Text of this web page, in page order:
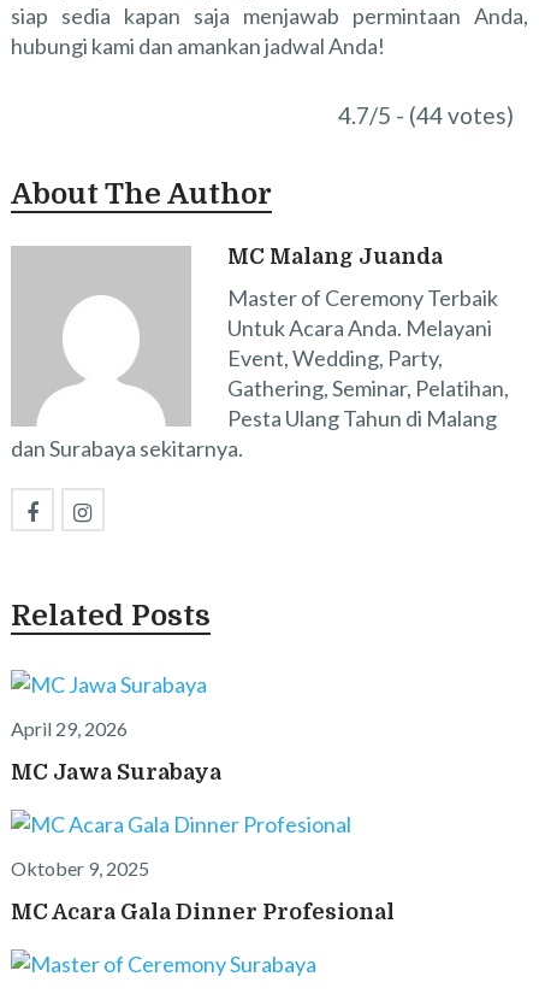
siap sedia kapan saja menjawab permintaan Anda,
hubungi kami dan amankan jadwal Anda!
4.7/5 - (44 votes)
About The Author
MC Malang Juanda
Master of Ceremony Terbaik
Untuk Acara Anda. Melayani
Event, Wedding, Party,
Gathering, Seminar, Pelatihan,
Pesta Ulang Tahun di Malang
dan Surabaya sekitarnya.
Related Posts
April 29, 2026
MC Jawa Surabaya
Oktober 9, 2025
MC Acara Gala Dinner Profesional